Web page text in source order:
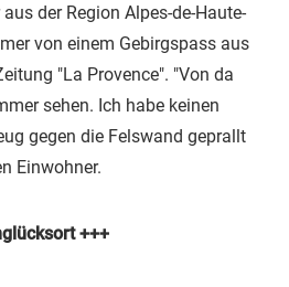
der Region Alpes-de-Haute-
von einem Gebirgspass aus
"La Provence". "Von da
sehen. Ich habe keinen
gegen die Felswand geprallt
Einwohner.
+++